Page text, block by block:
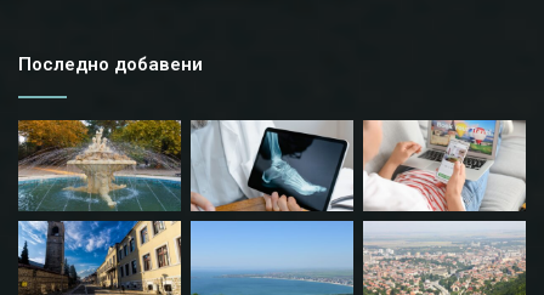
Последно добавени